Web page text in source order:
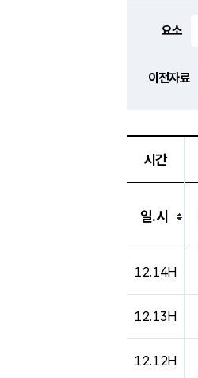
요소
이전자료
시간
일.시
12.14H
12.13H
12.12H